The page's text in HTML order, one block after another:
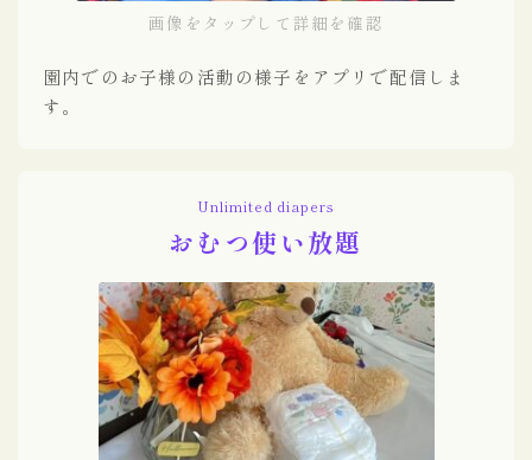
画像をタップして詳細を確認
園内でのお子様の活動の様子をアプリで配信しま
す。
Unlimited diapers
おむつ使い放題